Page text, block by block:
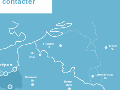
contacter
Beauvais
1h
Reims
2h45
Lille
2h30
Bruxelles
3h
Bonn
5h
Luxembourg
4h